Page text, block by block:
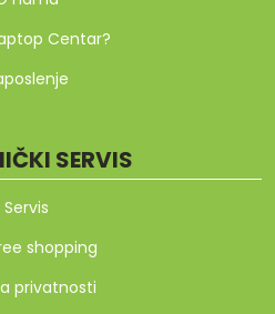
Centar?
SERVIS
Servis
shopping
privatnosti